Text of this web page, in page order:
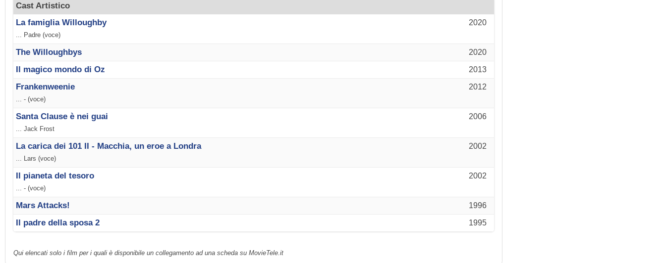
Cast Artistico
2020
La famiglia Willoughby
... Padre (voce)
2020
The Willoughbys
2013
Il magico mondo di Oz
2012
Frankenweenie
... - (voce)
2006
Santa Clause è nei guai
... Jack Frost
2002
La carica dei 101 II - Macchia, un eroe a Londra
... Lars (voce)
2002
Il pianeta del tesoro
... - (voce)
1996
Mars Attacks!
1995
Il padre della sposa 2
Qui elencati solo i film per i quali è disponibile un collegamento ad una scheda su MovieTele.it